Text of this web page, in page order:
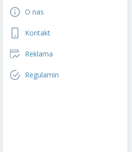
O nas
Kontakt
Reklama
Regulamin